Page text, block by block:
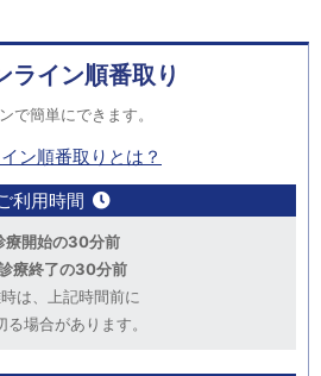
ライン順番取り
で簡単にできます。
ン順番取りとは？
利用時間
療開始の30分前
療終了の30分前
は、上記時間前に
る場合があります。